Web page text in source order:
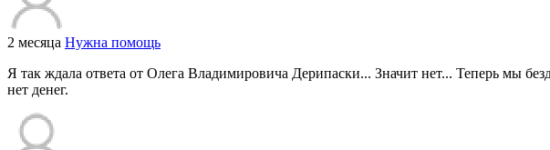
2 месяца Нужна помощь
Я так ждала ответа от Олега Владимировича Дерипаски... Значит нет... Теперь мы
нет денег.